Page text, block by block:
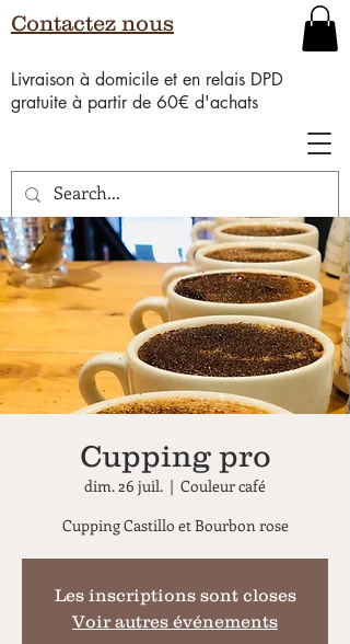
Livraison à domicile et en relais DPD
gratuite à partir de 60€ d'achats
Contactez nous
Cupping pro
dim. 26 juil.
  |
Couleur café
Cupping Castillo et Bourbon rose
Les inscriptions sont closes
Voir autres événements